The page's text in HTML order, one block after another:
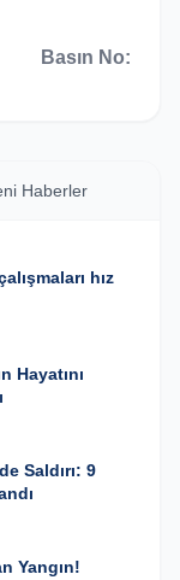
Basın No:
Haberler
hız
Hayatını
Saldırı: 9
Yangın!